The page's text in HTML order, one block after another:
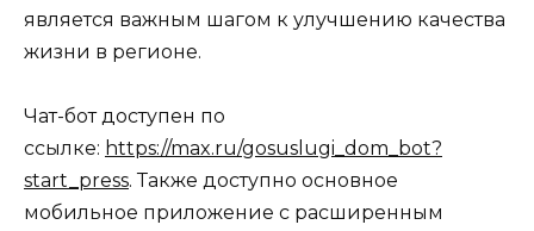
является важным шагом к улучшению качества
жизни в регионе.
Чат-бот доступен по
ссылке: https://max.ru/gosuslugi_dom_bot?
start_press. Также доступно основное
мобильное приложение с расширенным